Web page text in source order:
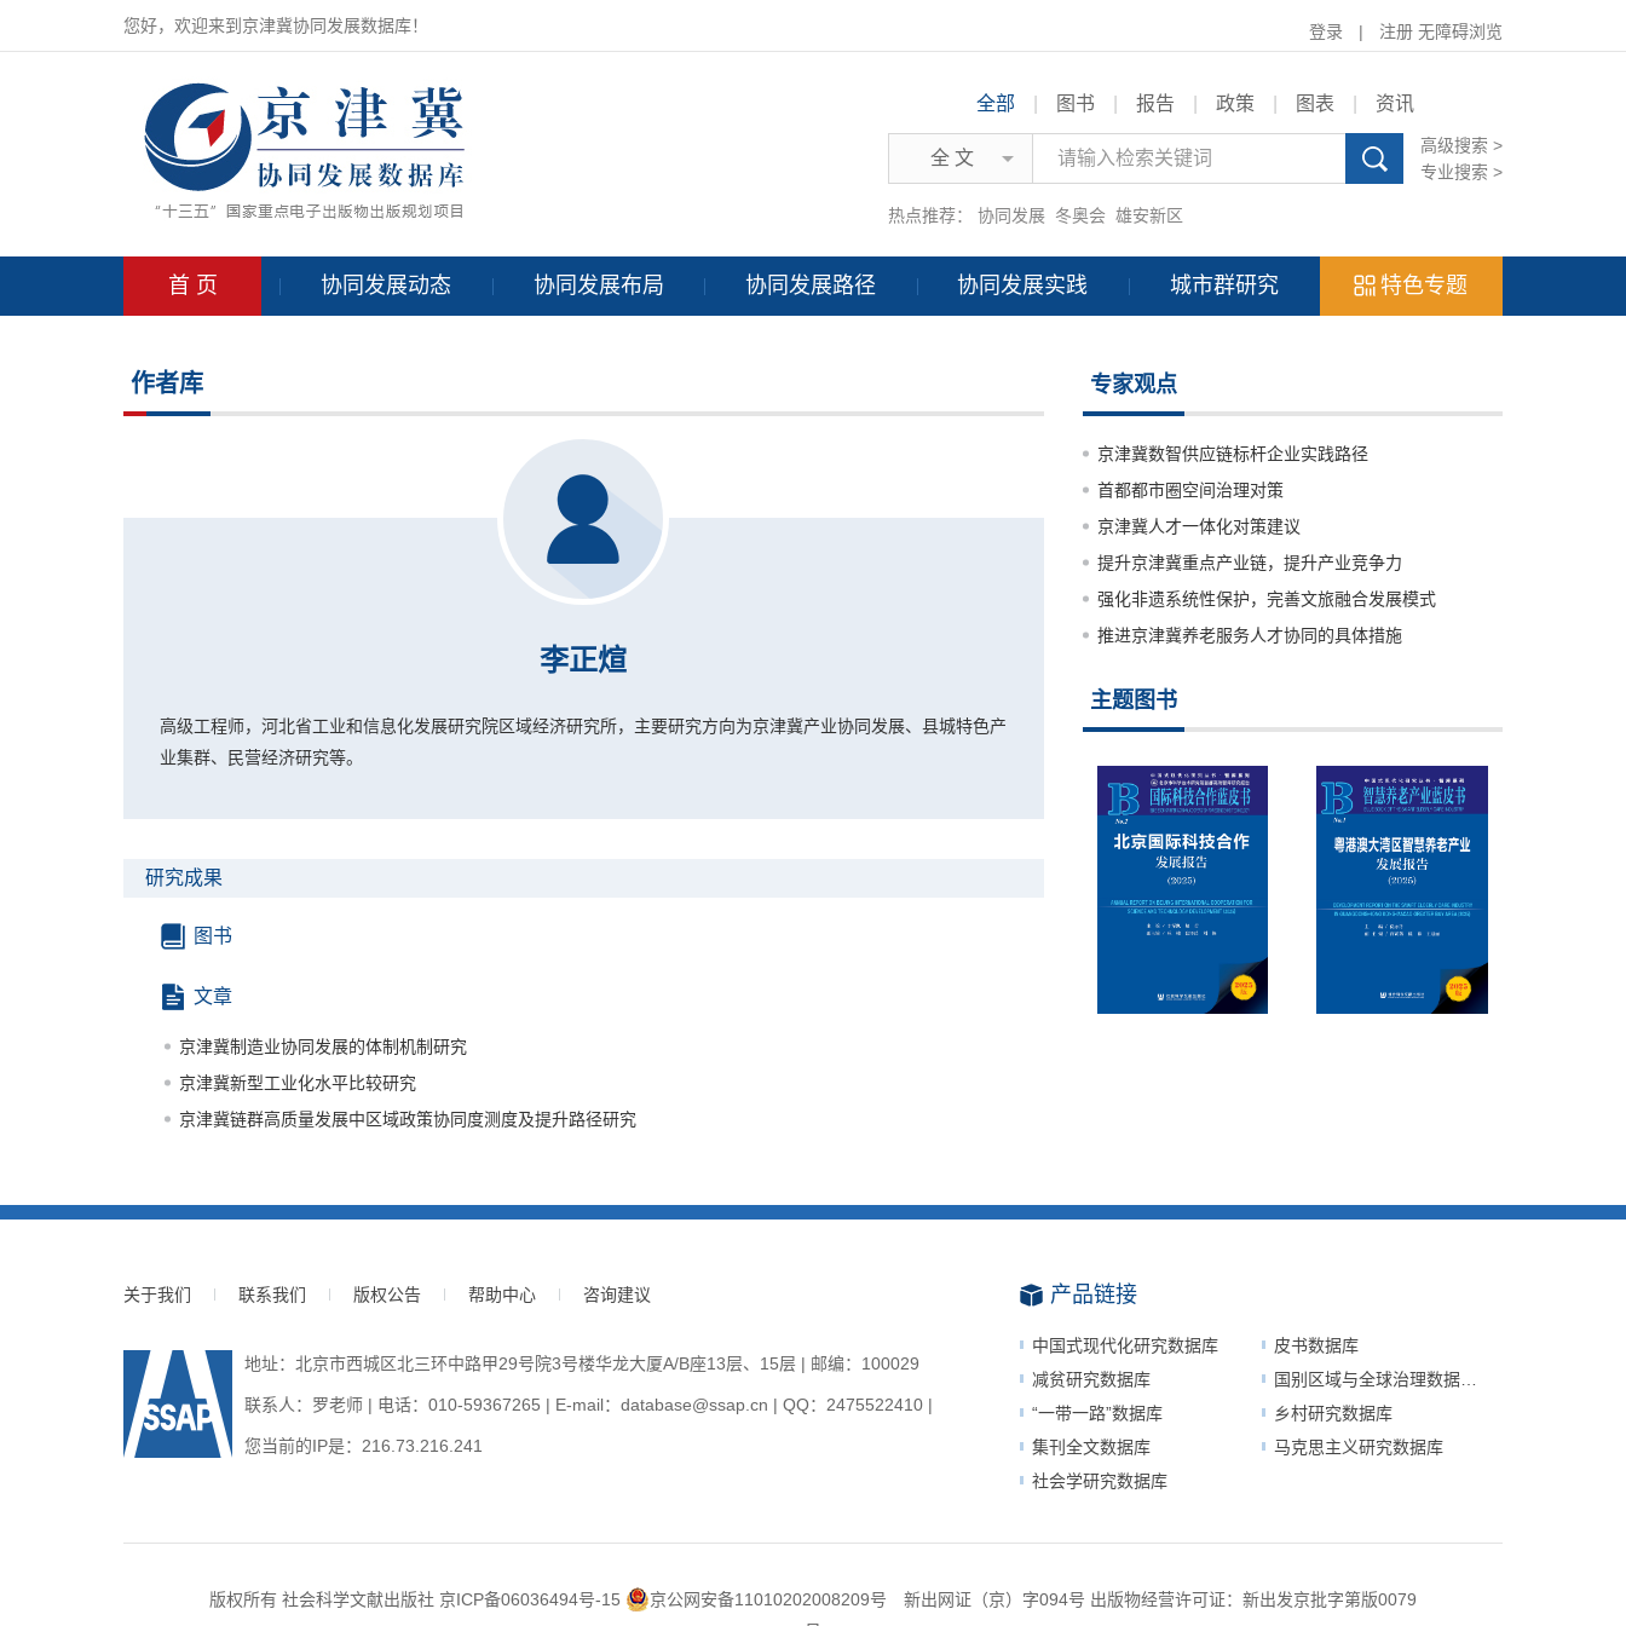
您好，欢迎来到京津冀协同发展数据库！ 登录 | 注册 无障碍浏览
全部 图书 报告 政策 图表 资讯
全 文
高级搜索 >
专业搜索 >
热点推荐： 协同发展 冬奥会 雄安新区
首 页 协同发展动态 协同发展布局 协同发展路径 协同发展实践 城市群研究 特色专题
作者库
李正煊
高级工程师，河北省工业和信息化发展研究院区域经济研究所，主要研究方向为京津冀产业协同发展、县城特色产
业集群、民营经济研究等。
研究成果
图书
文章
京津冀制造业协同发展的体制机制研究
京津冀新型工业化水平比较研究
京津冀链群高质量发展中区域政策协同度测度及提升路径研究
专家观点
京津冀数智供应链标杆企业实践路径
首都都市圈空间治理对策
京津冀人才一体化对策建议
提升京津冀重点产业链，提升产业竞争力
强化非遗系统性保护，完善文旅融合发展模式
推进京津冀养老服务人才协同的具体措施
主题图书
关于我们 联系我们 版权公告 帮助中心 咨询建议
地址：北京市西城区北三环中路甲29号院3号楼华龙大厦A/B座13层、15层 | 邮编：100029
联系人：罗老师 | 电话：010-59367265 | E-mail：database@ssap.cn | QQ：2475522410 |
您当前的IP是： 216.73.216.241
产品链接
中国式现代化研究数据库
皮书数据库
减贫研究数据库
国别区域与全球治理数据平台
“一带一路”数据库
乡村研究数据库
集刊全文数据库
马克思主义研究数据库
社会学研究数据库
版权所有 社会科学文献出版社 京ICP备06036494号-15 京公网安备11010202008209号 新出网证（京）字094号 出版物经营许可证：新出发京批字第版0079